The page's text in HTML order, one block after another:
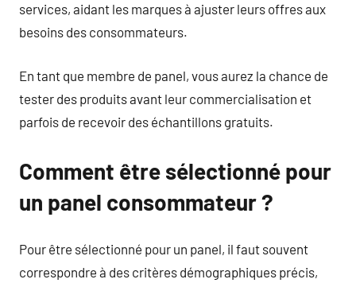
services, aidant les marques à ajuster leurs offres aux
besoins des consommateurs.
En tant que membre de panel, vous aurez la chance de
tester des produits avant leur commercialisation et
parfois de recevoir des échantillons gratuits.
Comment être sélectionné pour
un panel consommateur ?
Pour être sélectionné pour un panel, il faut souvent
correspondre à des critères démographiques précis,